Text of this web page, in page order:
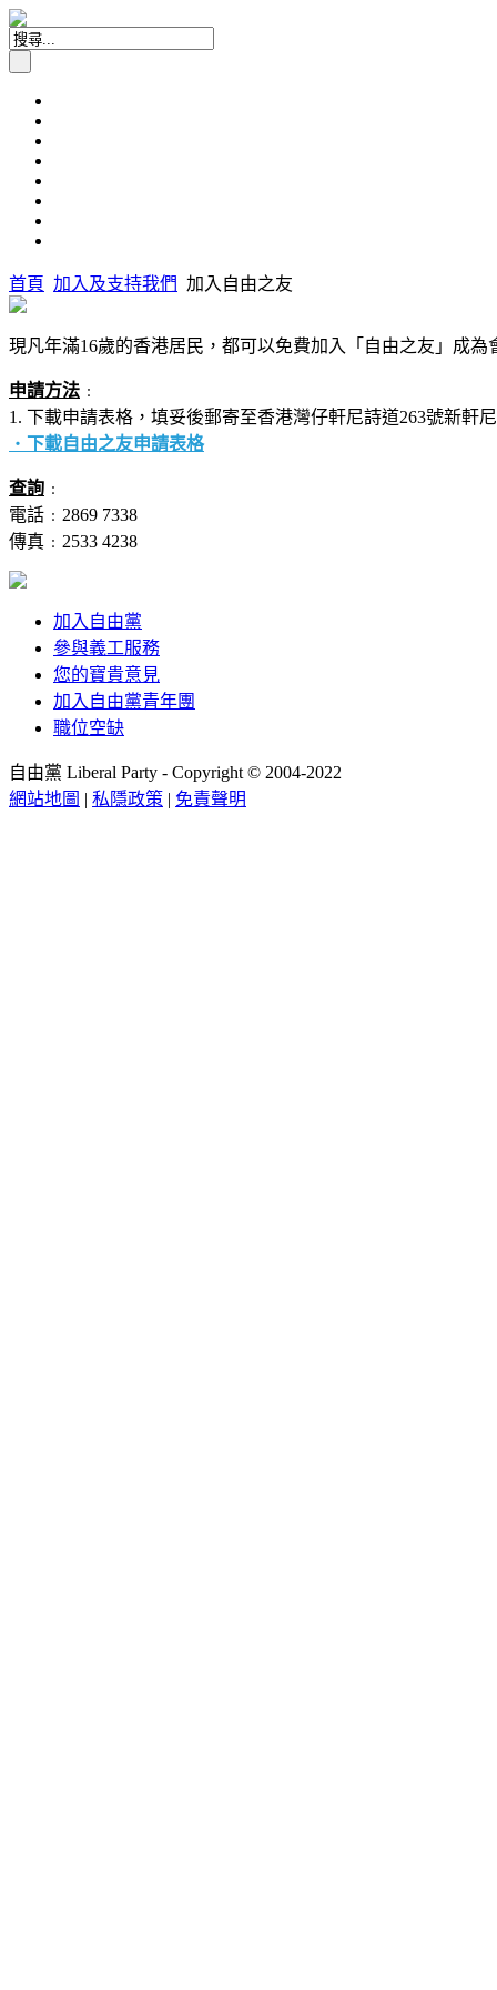
首頁 加入及支持我們 加入自由之友
現凡年滿16歲的香港居民，都可以免費加入「自由之友」成
申請方法 ﹕
1. 下載申請表格，填妥後郵寄至香港灣仔軒尼詩道263號新軒
‧ 下載自由之友申請表格
查詢 ﹕
電話﹕2869 7338
傳真﹕2533 4238
加入自由黨
參與義工服務
您的寶貴意見
加入自由黨青年團
職位空缺
自由黨 Liberal Party - Copyright © 2004-2022
網站地圖 | 私隱政策 | 免責聲明